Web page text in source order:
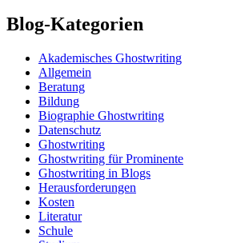
Blog-Kategorien
Akademisches Ghostwriting
Allgemein
Beratung
Bildung
Biographie Ghostwriting
Datenschutz
Ghostwriting
Ghostwriting für Prominente
Ghostwriting in Blogs
Herausforderungen
Kosten
Literatur
Schule